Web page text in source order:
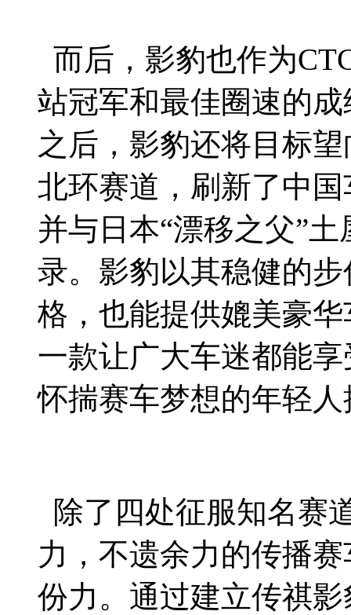
而后，影豹也作为
站冠军和最佳圈速的
之后，影豹还将目标
北环赛道，刷新了中
并与日本“漂移之父”
录。影豹以其稳健的
格，也能提供媲美豪
一款让广大车迷都能
怀揣赛车梦想的年轻
除了四处征服知名赛
力，不遗余力的传播
份力。通过建立传祺